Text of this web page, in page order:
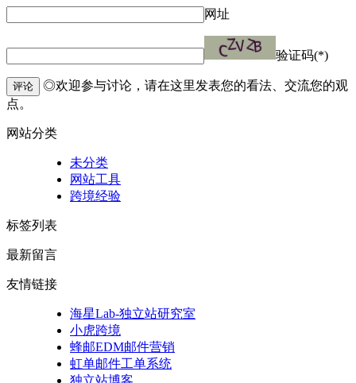
网址
验证码(*)
评论
◎欢迎参与讨论，请在这里发表您的看法、交流您的观
点。
网站分类
未分类
网站工具
跨境经验
标签列表
最新留言
友情链接
海星Lab-独立站研究室
小虎跨境
蜂邮EDM邮件营销
虹单邮件工单系统
独立站博客